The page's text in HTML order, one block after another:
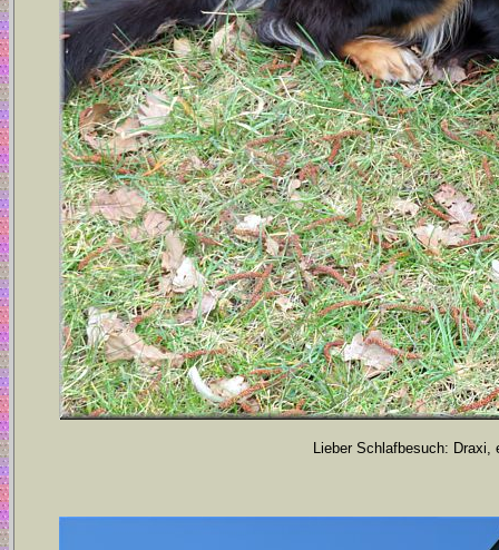
Lieber Schlafbesuch: Draxi,